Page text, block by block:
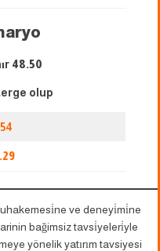
48.50
olup
ve deneyi̇mi̇ne
bağimsiz tavsi̇yeleri̇yle
yönelik yatırım tavsiyesi